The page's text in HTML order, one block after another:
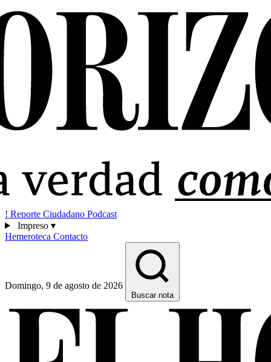
! Reporte Ciudadano Podcast
Impreso ▾
Hemeroteca Contacto
Domingo, 9 de agosto de 2026
Buscar nota